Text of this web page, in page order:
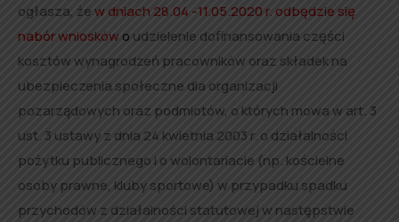
ogłasza, że w dniach 28.04 -11.05.2020 r. odbędzie się
nabór wnioskówo udzielenie dofinansowania części
kosztów wynagrodzeń pracowników oraz składek na
ubezpieczenia społeczne dla organizacji
pozarządowych oraz podmiotów, o których mowa w art. 3
ust. 3 ustawy z dnia 24 kwietnia 2003 r. o działalności
pożytku publicznego i o wolontariacie (np. kościelne
osoby prawne, kluby sportowe) w przypadku spadku
przychodów z działalności statutowej w następstwie